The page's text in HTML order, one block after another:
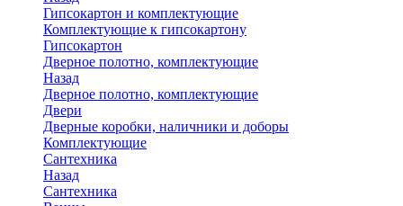
Гипсокартон и комплектующие
Комплектующие к гипсокартону
Гипсокартон
Дверное полотно, комплектующие
Назад
Дверное полотно, комплектующие
Двери
Дверные коробки, наличники и доборы
Комплектующие
Сантехника
Назад
Сантехника